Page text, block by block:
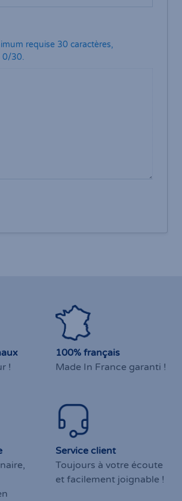
requise 30 caractères,
0/30.
!
100% français
Made In France garanti !
Service client
Toujours à votre écoute
et facilement joignable !